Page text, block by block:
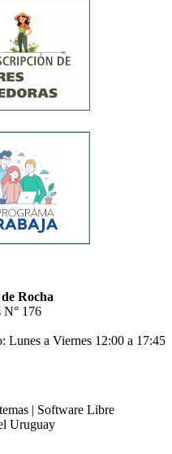
Rocha
N° 176
Lunes a Viernes 12:00 a 17:45
| Software Libre
Uruguay